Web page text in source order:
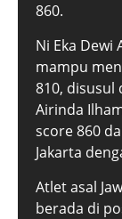
860.
Ni Eka Dewi
mampu
810, disusul
Airinda
score 860
Jakarta
Atlet asal
berada di